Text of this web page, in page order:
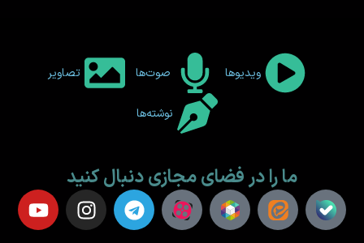
ویدیوها صوت‌ها تصاویر
نوشته‌ها
ما را در فضای مجازی دنبال کنید